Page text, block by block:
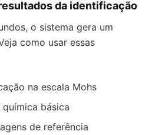
da identificação
o sistema gera um
como usar essas
na escala Mohs
básica
de referência